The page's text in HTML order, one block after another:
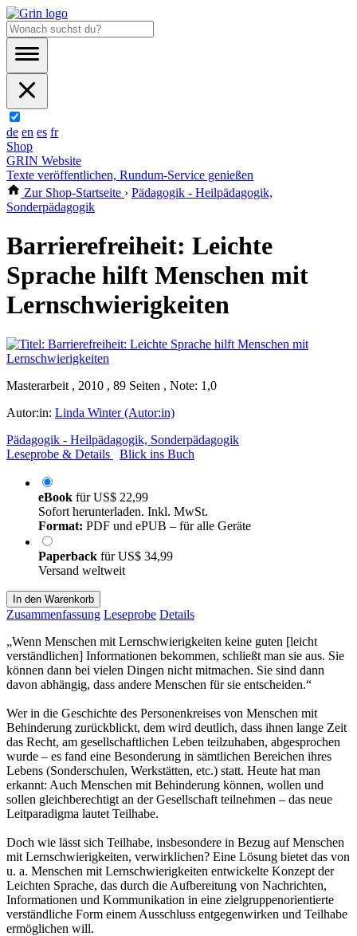
de en es fr
Shop
GRIN Website
Texte veröffentlichen, Rundum-Service genießen
Zur Shop-Startseite › Pädagogik - Heilpädagogik,
Sonderpädagogik
Barrierefreiheit: Leichte
Sprache hilft Menschen mit
Lernschwierigkeiten
Masterarbeit , 2010 , 89 Seiten , Note: 1,0
Autor:in: Linda Winter (Autor:in)
Pädagogik - Heilpädagogik, Sonderpädagogik
Leseprobe & Details
Blick ins Buch
eBook fürUS$ 22,99
Sofort herunterladen. Inkl. MwSt.
Format: PDF und ePUB – für alle Geräte
Paperback fürUS$ 34,99
Versand weltweit
In den Warenkorb
Zusammenfassung Leseprobe Details
„Wenn Menschen mit Lernschwierigkeiten keine guten [leicht
verständlichen] Informationen bekommen, schließt man sie aus. Sie
können dann bei vielen Dingen nicht mitmachen. Sie sind dann
davon abhängig, dass andere Menschen für sie entscheiden.“
Wer in die Geschichte des Personenkreises von Menschen mit
Behinderung zurückblickt, dem wird deutlich, dass ihnen lange Zeit
das Recht, am gesellschaftlichen Leben teilzuhaben, abgesprochen
wurde – es fand eine Besonderung in sämtlichen Bereichen ihres
Lebens (Sonderschulen, Werkstätten, etc.) statt. Heute hat man
erkannt: Auch Menschen mit Behinderung können, wollen und
sollen gleichberechtigt an der Gesellschaft teilnehmen – das neue
Leitparadigma lautet Teilhabe.
Doch wie lässt sich Teilhabe, insbesondere in Bezug auf Menschen
mit Lernschwierigkeiten, verwirklichen? Eine Lösung bietet das von
u. a. Menschen mit Lernschwierigkeiten entwickelte Konzept der
Leichten Sprache, das durch die Aufbereitung von Nachrichten,
Informationen und Kommunikation in eine zielgruppenorientierte
verständliche Form einem Ausschluss entgegenwirken und Teilhabe
ermöglichen will.